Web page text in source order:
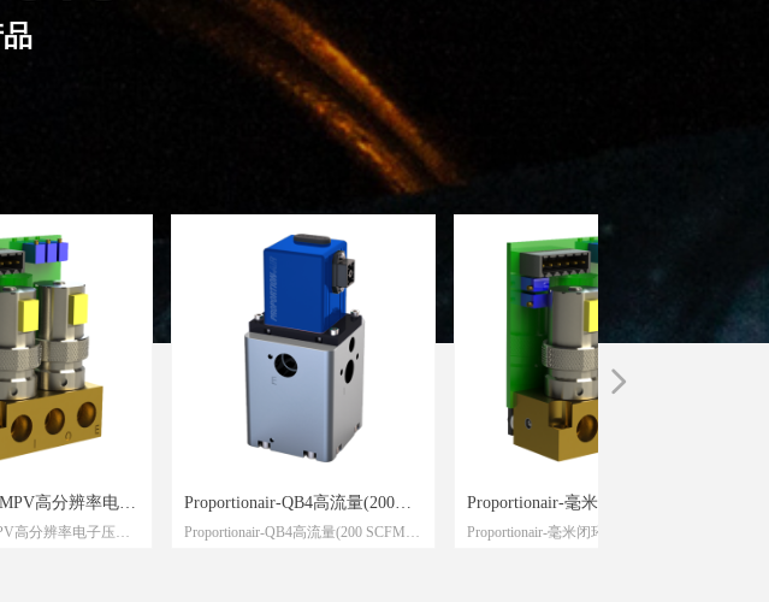
高分辨率电子
高分辨率电子压力
Proportionair-QB4高流量(200
SCFM)电子压力控制器
Proportionair-QB4高流量(200 SCFM)
Proportionair-毫米闭环压力调节
器
Proportionair-毫米闭环压力调节器
넲